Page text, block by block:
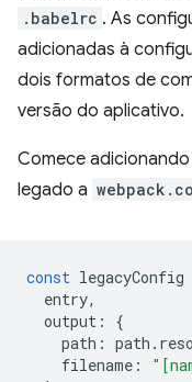
.babelrc . As
adicionadas à
dois formatos de
versão do aplicativo.
Comece
legado a
const legacyConfig
entry,
output :
{
path : path .
filename :